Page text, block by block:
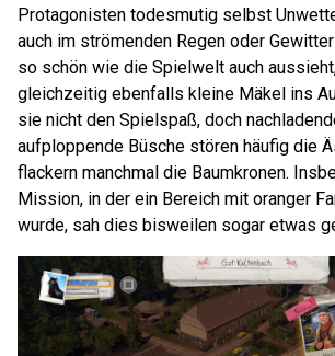
Protagonisten todesmutig selbst
auch im strömenden Regen oder
so schön wie die Spielwelt auch
gleichzeitig ebenfalls kleine Mäkel ins
sie nicht den Spielspaß, doch
aufploppende Büsche stören häufig die
flackern manchmal die Baumkronen.
Mission, in der ein Bereich mit oranger
wurde, sah dies bisweilen sogar etwas